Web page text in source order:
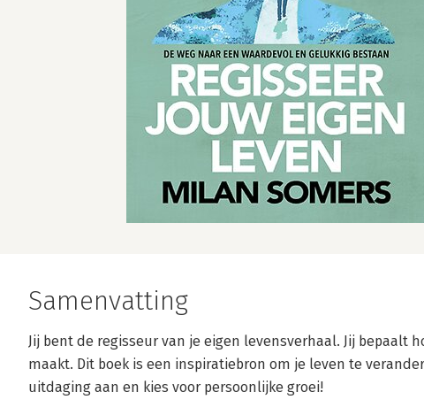
Samenvatting
Jij bent de regisseur van je eigen levensverhaal. Jij bepaalt
maakt. Dit boek is een inspiratiebron om je leven te
uitdaging aan en kies voor persoonlijke groei!